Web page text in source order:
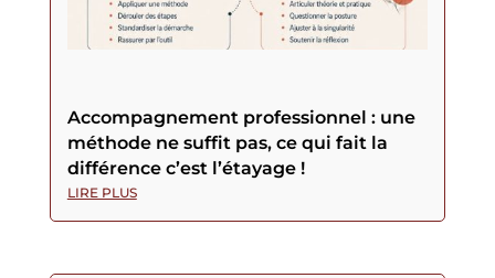
Accompagnement professionnel : une
méthode ne suffit pas, ce qui fait la
différence c’est l’étayage !
LIRE PLUS